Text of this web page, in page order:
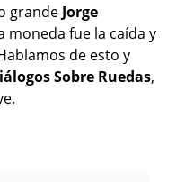
grande Jorge
moneda fue la caída y
de esto y
Sobre Ruedas,